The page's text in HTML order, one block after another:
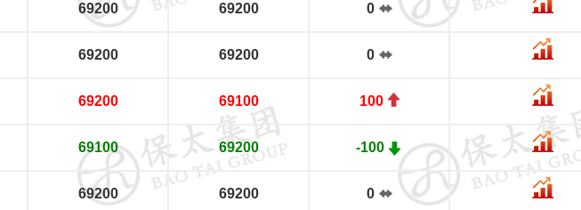
69200 69200 0
69200 69200 0
69200 69100 100
69100 69200 -100
69200 69200 0